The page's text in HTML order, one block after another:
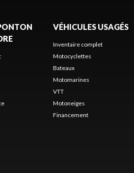
VÉHICULES USAGÉS
Inventaire complet
Motocyclettes
Bateaux
Motomarines
VTT
Motoneiges
Financement